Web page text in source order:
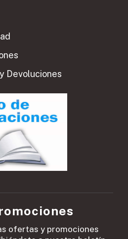
Devoluciones
ofertas y promociones